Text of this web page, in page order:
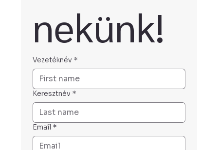
nekünk!
Vezetéknév *
Keresztnév *
Email *